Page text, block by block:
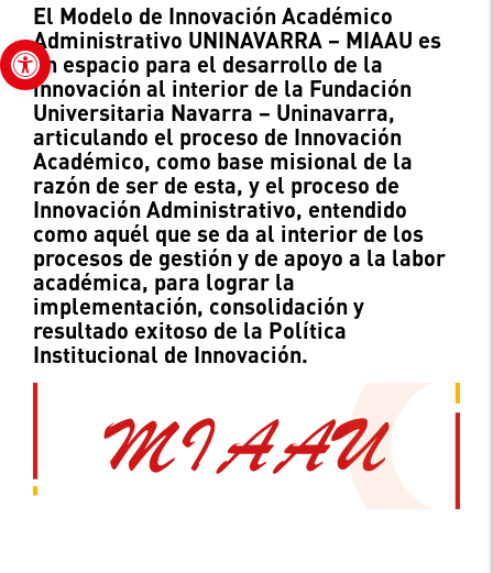
Abrir barra de herramientas
El Modelo de Innovación Académico
Administrativo UNINAVARRA – MIAAU es
un espacio para el desarrollo de la
innovación al interior de la Fundación
Universitaria Navarra – Uninavarra,
articulando el proceso de Innovación
Académico, como base misional de la
razón de ser de esta, y el proceso de
Innovación Administrativo, entendido
como aquél que se da al interior de los
procesos de gestión y de apoyo a la labor
académica, para lograr la
implementación, consolidación y
resultado exitoso de la Política
Institucional de Innovación.